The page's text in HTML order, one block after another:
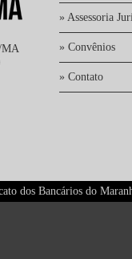
MA
» Assessoria
» Convênios
» Contato
dos Bancários do